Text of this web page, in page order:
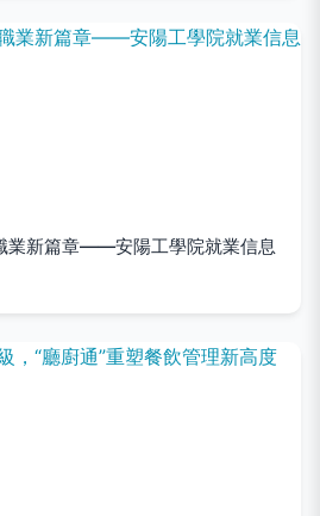
業新篇章——安陽工學院就業信息